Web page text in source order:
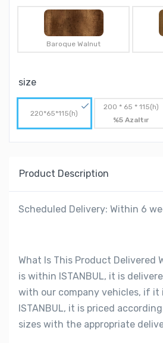
Baroque Walnut
size
220*65*115(h)
200 * 65 * 115(h)
%5 Azaltır
Product Description
Scheduled Delivery: Within 6
What Is This Product Delivered
is within ISTANBUL, it is
with our company vehicles, if it
ISTANBUL, it is priced
sizes with the appropriate